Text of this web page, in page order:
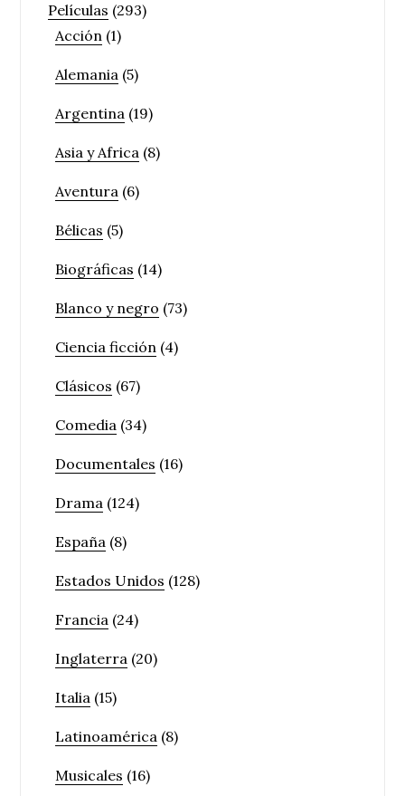
Películas (293)
Acción (1)
Alemania (5)
Argentina (19)
Asia y Africa (8)
Aventura (6)
Bélicas (5)
Biográficas (14)
Blanco y negro (73)
Ciencia ficción (4)
Clásicos (67)
Comedia (34)
Documentales (16)
Drama (124)
España (8)
Estados Unidos (128)
Francia (24)
Inglaterra (20)
Italia (15)
Latinoamérica (8)
Musicales (16)